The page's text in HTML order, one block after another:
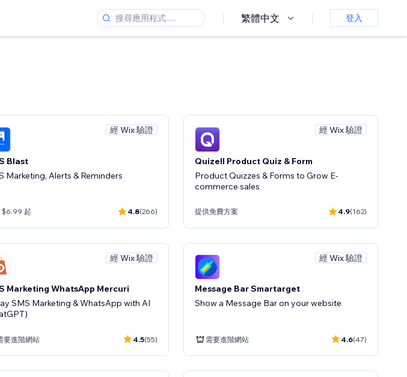
繁體中文 登入
經 Wix 驗證
Blast
Marketing, Alerts & Reminders
$6.99 起 4.8(266)
經 Wix 驗證
Quizell Product Quiz & Form
Product Quizzes & Forms to Grow E-
commerce sales
提供免費方案 4.9(162)
經 Wix 驗證
Marketing WhatsApp Mercuri
SMS Marketing & WhatsApp with AI
要進階網站 4.5(55)
經 Wix 驗證
Message Bar Smartarget
Show a Message Bar on your website
需要進階網站 4.6(47)